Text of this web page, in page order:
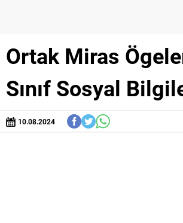
Ortak Miras
Sınıf Sosyal
10.08.2024